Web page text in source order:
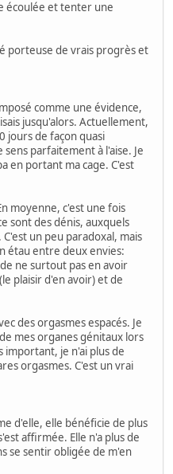
écoulée et tenter une
porteuse de vrais progrès et
comme une évidence,
jusqu'alors. Actuellement,
jours de façon quasi
parfaitement à l'aise. Je
en portant ma cage. C'est
moyenne, c'est une fois
sont des dénis, auxquels
un peu paradoxal, mais
étau entre deux envies:
ne surtout pas en avoir
plaisir d'en avoir) et de
des orgasmes espacés. Je
mes organes génitaux lors
important, je n'ai plus de
orgasmes. C'est un vrai
d'elle, elle bénéficie de plus
affirmée. Elle n'a plus de
se sentir obligée de m'en